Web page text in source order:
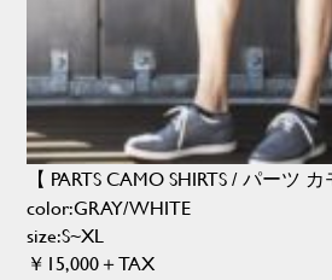
【 PARTS CAMO SHIRTS / パーツ カ
color:GRAY/WHITE
size:S~XL
￥15,000＋TAX